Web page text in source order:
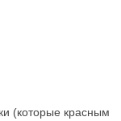
(которые красным